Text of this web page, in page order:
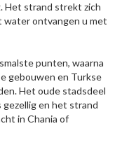
Het strand strekt zich
water ontvangen u met
punten, waarna
gebouwen en Turkse
Het oude stadsdeel
gezellig en het strand
in Chania of